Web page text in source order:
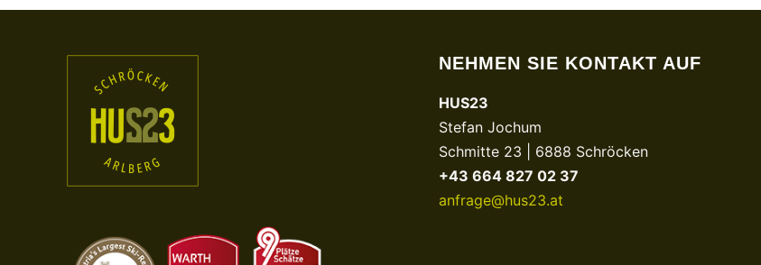
NEHMEN SIE KONTAKT AUF
HUS23
Stefan Jochum
Schmitte 23 | 6888 Schröcken
+43 664 827 02 37
anfrage@hus23.at